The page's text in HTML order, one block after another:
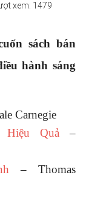
xem: 1479
sách bán
hành sáng
Carnegie
Quả –
– Thomas